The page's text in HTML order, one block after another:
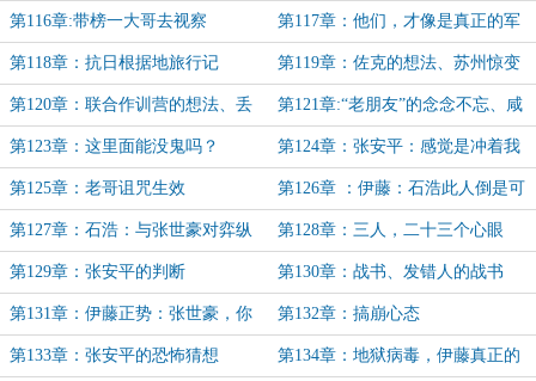
真的来了
第116章:带榜一大哥去视察 第117章：他们，才像是真正的军
队
第118章：抗日根据地旅行记 第119章：佐克的想法、苏州惊变
第120章：联合作训营的想法、丢
脸的别动队
第121章:“老朋友”的念念不忘、咸
鱼的绝望
第123章：这里面能没鬼吗？ 第124章：张安平：感觉是冲着我
来的！
第125章：老哥诅咒生效 第126章 ：伊藤：石浩此人倒是可
用
第127章：石浩：与张世豪对弈纵
死无悔！
第128章：三人，二十三个心眼
第129章：张安平的判断 第130章：战书、发错人的战书
第131章：伊藤正势：张世豪，你
一定会出现！
第132章：搞崩心态
第133章：张安平的恐怖猜想 第134章：地狱病毒，伊藤真正的